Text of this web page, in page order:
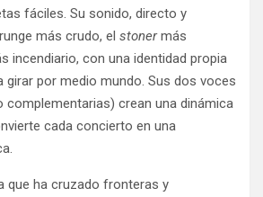
fáciles. Su sonido, directo y
más crudo, el stonermás
incendiario, con una identidad propia
girar por medio mundo. Sus dos voces
crean una dinámica
cada concierto en una
que ha cruzado fronteras y